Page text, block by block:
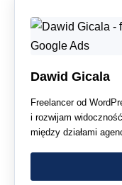
Dawid Gicala
Freelancer od
i rozwijam
między działami